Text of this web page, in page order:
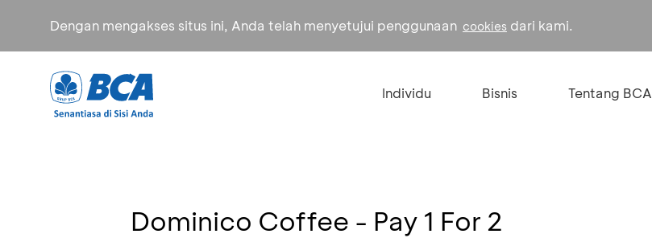
Dengan mengakses situs ini, Anda telah menyetujui penggunaan cookies dari kami.
Individu Bisnis Tentang BCA
Dominico Coffee - Pay 1 For 2